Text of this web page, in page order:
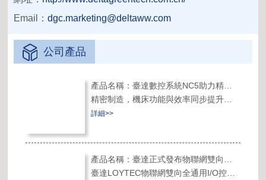
Email：dgc.marketing@deltaww.com
公司產品
精密制造，機床功能與效率同步提升，
往往要同時承載復雜多工序的加工任
動器，具備一機多任務功能，滿足復雜
加工中的多軸加工需求。
詳細>>
臺達LOYTEC物聯網雙向全通用I/O控制